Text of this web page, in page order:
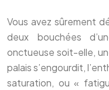
Vous avez sûrement
deux bouchées
onctueuse soit-elle,
palais s’engourdit,
saturation, ou «